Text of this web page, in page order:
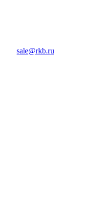
sale@rkb.ru